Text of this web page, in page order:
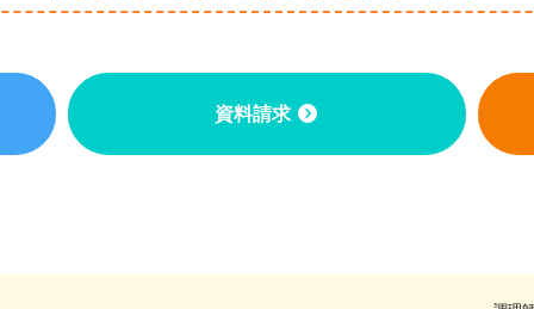
資料請求